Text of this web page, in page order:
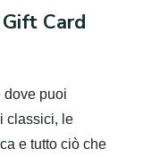
Card
dove puoi
classici, le
e tutto ciò che